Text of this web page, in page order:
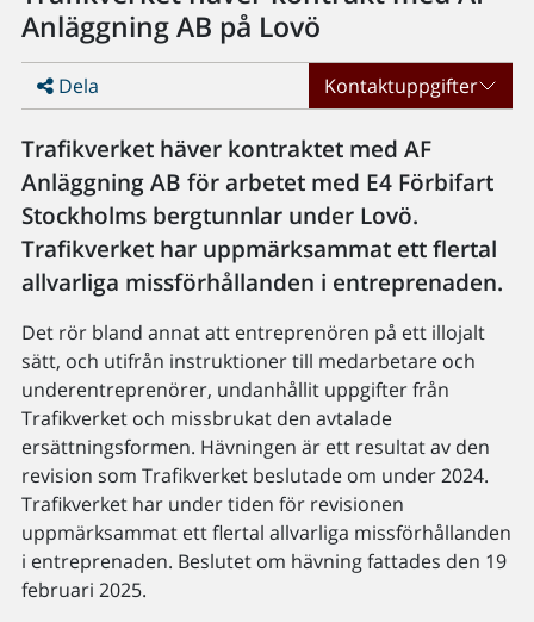
Anläggning AB på Lovö
Dela Kontaktuppgifter
Trafikverket häver kontraktet med AF
Anläggning AB för arbetet med E4 Förbifart
Stockholms bergtunnlar under Lovö.
Trafikverket har uppmärksammat ett flertal
allvarliga missförhållanden i entreprenaden.
Det rör bland annat att entreprenören på ett illojalt
sätt, och utifrån instruktioner till medarbetare och
underentreprenörer, undanhållit uppgifter från
Trafikverket och missbrukat den avtalade
ersättningsformen. Hävningen är ett resultat av den
revision som Trafikverket beslutade om under 2024.
Trafikverket har under tiden för revisionen
uppmärksammat ett flertal allvarliga missförhållanden
i entreprenaden. Beslutet om hävning fattades den 19
februari 2025.